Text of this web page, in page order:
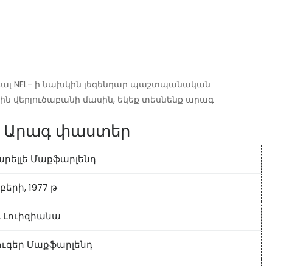
NFL- ի նախկին լեգենդար պաշտպանական
վերլուծաբանի մասին, եկեք տեսնենք արագ
Արագ փաստեր
Մաքֆարլենդ
1977 թ
Լուիզիանա
Մաքֆարլենդ